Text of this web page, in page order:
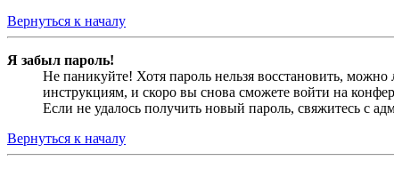
Вернуться к началу
Я забыл пароль!
Не паникуйте! Хотя пароль нельзя восстановить,
инструкциям, и скоро вы снова сможете войти на
Если не удалось получить новый пароль, свяжитесь с
Вернуться к началу